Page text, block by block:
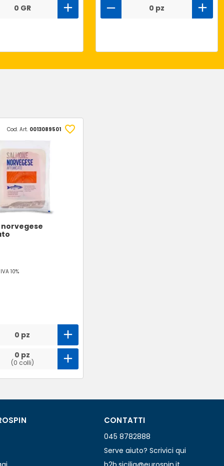
0 GR 0 pz
Cod. Art. 0013089501
IVA 10%
0 pz
0 pz
(0 colli)
CONTATTI
045 8782888
Serve aiuto? Scrivici qui